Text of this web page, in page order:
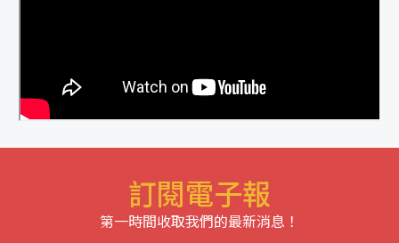
訂閱電子報
第一時間收取我們的最新消息！